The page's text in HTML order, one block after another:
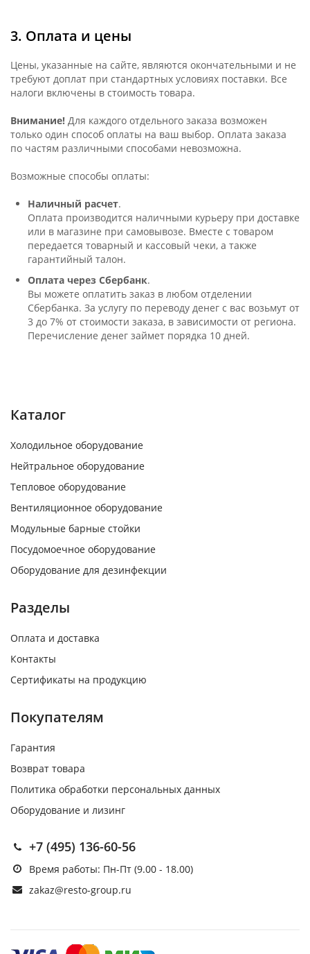
3. Оплата и цены
Цены, указанные на сайте, являются окончательными и не
требуют доплат при стандартных условиях поставки. Все
налоги включены в стоимость товара.
Внимание! Для каждого отдельного заказа возможен
только один способ оплаты на ваш выбор. Оплата заказа
по частям различными способами невозможна.
Возможные способы оплаты:
Наличный расчет.
Оплата производится наличными курьеру при доставке
или в магазине при самовывозе. Вместе с товаром
передается товарный и кассовый чеки, а также
гарантийный талон.
Оплата через Сбербанк.
Вы можете оплатить заказ в любом отделении
Сбербанка. За услугу по переводу денег с вас возьмут от
3 до 7% от стоимости заказа, в зависимости от региона.
Перечисление денег займет порядка 10 дней.
Каталог
Холодильное оборудование
Нейтральное оборудование
Тепловое оборудование
Вентиляционное оборудование
Модульные барные стойки
Посудомоечное оборудование
Оборудование для дезинфекции
Разделы
Оплата и доставка
Контакты
Сертификаты на продукцию
Покупателям
Гарантия
Возврат товара
Политика обработки персональных данных
Оборудование и лизинг
+7 (495) 136-60-56
Время работы: Пн-Пт (9.00 - 18.00)
zakaz@resto-group.ru